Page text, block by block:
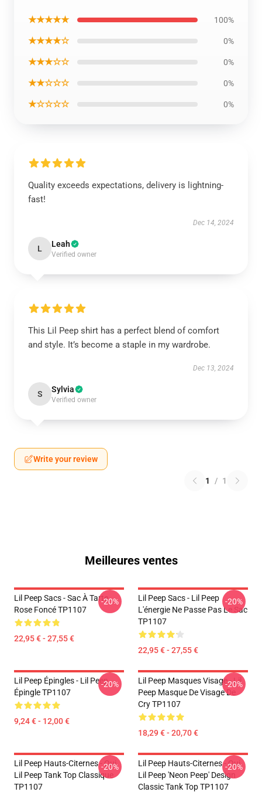
★★★★★ 100%
★★★★☆ 0%
★★★☆☆ 0%
★★☆☆☆ 0%
★☆☆☆☆ 0%
Quality exceeds expectations, delivery is lightning-
fast!
Dec 14, 2024
L Leah
Verified owner
This Lil Peep shirt has a perfect blend of comfort
and style. It’s become a staple in my wardrobe.
Dec 13, 2024
S Sylvia
Verified owner
Write your review
1 / 1
Meilleures ventes
Lil Peep Sacs - Sac À Tarte
Rose Foncé TP1107
22,95 € - 27,55 €
-20%
Lil Peep Sacs - Lil Peep
L'énergie Ne Passe Pas Le Sac
TP1107
22,95 € - 27,55 €
-20%
Lil Peep Épingles - Lil Peep
Épingle TP1107
9,24 € - 12,00 €
-20%
Lil Peep Masques Visage - Lil
Peep Masque De Visage De
Cry TP1107
18,29 € - 20,70 €
-20%
Lil Peep Hauts-Citernes - Oui.
Lil Peep Tank Top Classique
TP1107
-20%
Lil Peep Hauts-Citernes - Oui.
Lil Peep 'Neon Peep' Design
Classic Tank Top TP1107
-20%